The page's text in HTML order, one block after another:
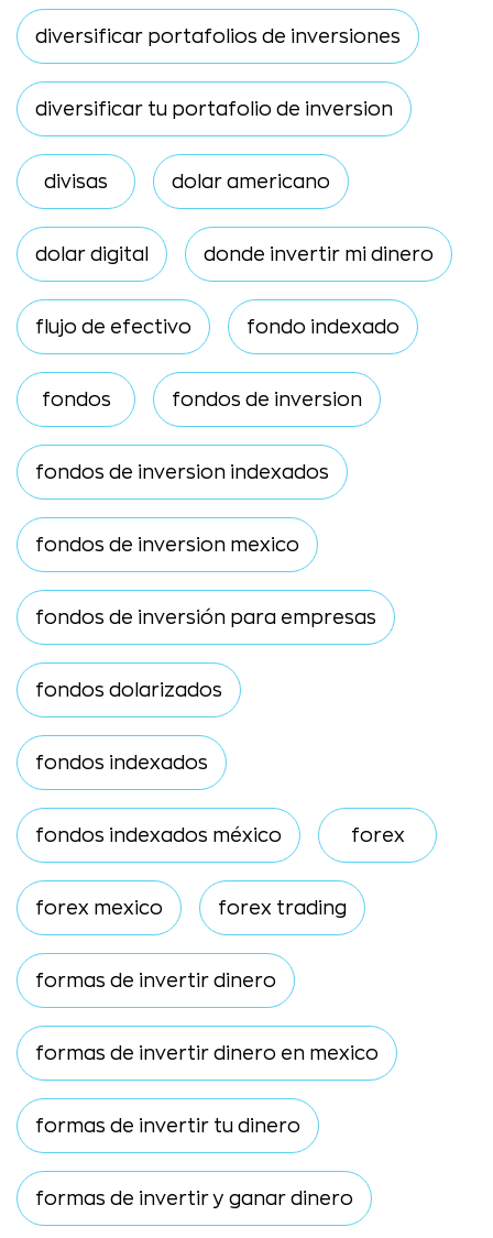
diversificar portafolios de inversiones
diversificar tu portafolio de inversion
divisas dolar americano
dolar digital donde invertir mi dinero
flujo de efectivo fondo indexado
fondos fondos de inversion
fondos de inversion indexados
fondos de inversion mexico
fondos de inversión para empresas
fondos dolarizados
fondos indexados
fondos indexados méxico forex
forex mexico forex trading
formas de invertir dinero
formas de invertir dinero en mexico
formas de invertir tu dinero
formas de invertir y ganar dinero